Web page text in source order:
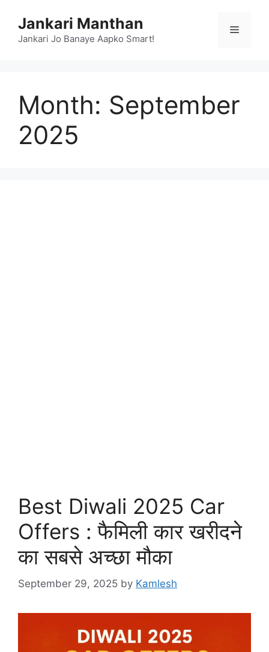
content
Jankari Manthan
Jankari Jo Banaye Aapko Smart!
Menu
Month: September
2025
Best Diwali 2025 Car
Offers : फैमिली कार खरीदने
का सबसे अच्छा मौका
September 29, 2025 by Kamlesh